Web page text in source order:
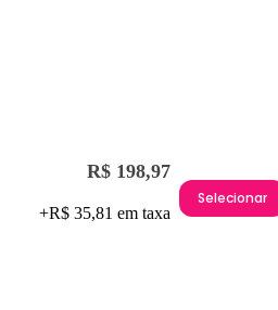
R$ 198,97
+R$ 35,81 em taxa
Selecionar